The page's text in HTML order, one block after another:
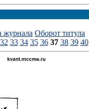
журнала Оборот титула
32 33 34 35 36 37 38 39 40